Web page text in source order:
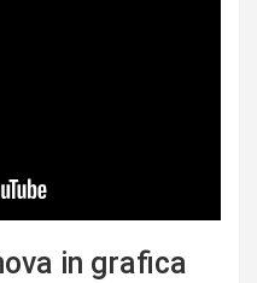
in grafica